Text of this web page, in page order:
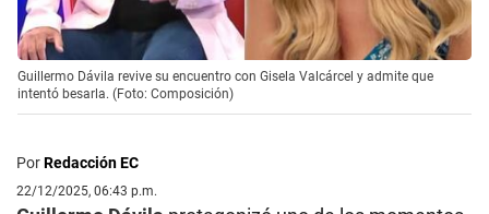
Guillermo Dávila revive su encuentro con Gisela Valcárcel y admite que
intentó besarla. (Foto: Composición)
PorRedacción EC
22/12/2025, 06:43 p.m.